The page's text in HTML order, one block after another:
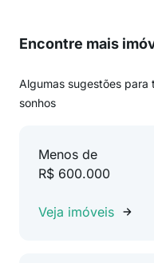
Encontre mais
Algumas sugestões para
sonhos
Menos de
R$ 600.000
Veja imóveis